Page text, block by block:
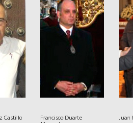
Castillo Francisco Duarte Juan